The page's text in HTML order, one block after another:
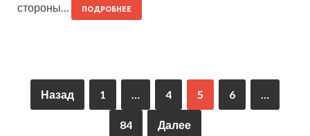
стороны…
ПОДРОБНЕЕ
Назад 1 … 4 5 6 …
84 Далее